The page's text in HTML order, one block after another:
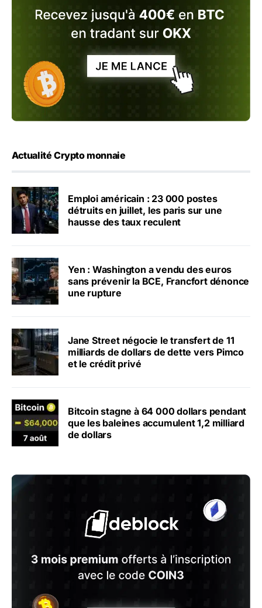
Actualité Crypto monnaie
Emploi américain : 23 000 postes
détruits en juillet, les paris sur une
hausse des taux reculent
Yen : Washington a vendu des euros
sans prévenir la BCE, Francfort dénonce
une rupture
Jane Street négocie le transfert de 11
milliards de dollars de dette vers Pimco
et le crédit privé
Bitcoin stagne à 64 000 dollars pendant
que les baleines accumulent 1,2 milliard
de dollars